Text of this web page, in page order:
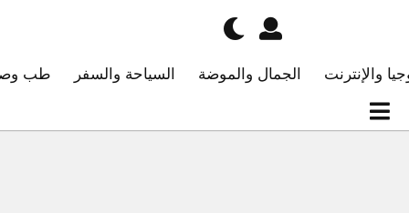
والإنترنت الجمال والموضة السياحة والسفر طب